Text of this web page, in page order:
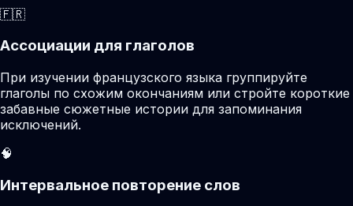
🇫🇷
Ассоциации для глаголов
При изучении французского языка группируйте
глаголы по схожим окончаниям или стройте короткие
забавные сюжетные истории для запоминания
исключений.
🧠
Интервальное повторение слов